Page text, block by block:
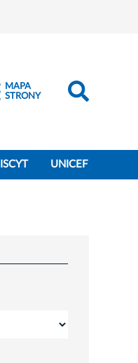
- LinkedIn
MAPA
STRONY
UNICEF